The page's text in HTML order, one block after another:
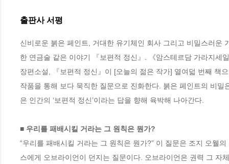
출판사 서평
신비로운 붉은 페인트, 거대한 유기체인 회사 그리고 비밀스러
한 연금술 같은 이야기 『보편적 정신』. 《암스테르담 가라지세
장편소설, 『보편적 정신』이 [오늘의 젊은 작가] 열여덟 번째 책
작품을 통해 보다 묵직한 질문으로 진화한다. 붉은 페인트의 비
은 인간의 ‘보편적 정신’이라는 답을 향해 육박해 나아간다.
■ 우리를 패배시킬 거라는 그 원칙은 뭔가?
“우리를 패배시킬 거라는 그 원칙은 뭔가?” 이 질문은 조지 오웰
스에게 오브라이언이 던지는 질문이다. 오브라이언은 권력 그 자